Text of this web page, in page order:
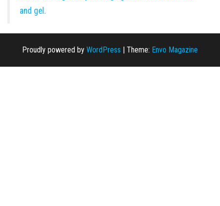
and gel.
Proudly powered by WordPress | Theme: Envo Magazine